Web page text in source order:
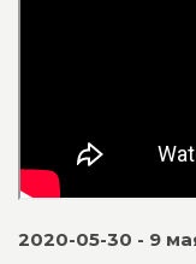
2020-05-30 - 9